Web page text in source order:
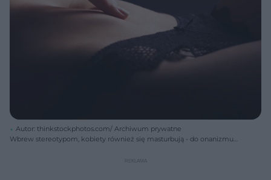
Autor: thinkstockphotos.com/ Archiwum prywatne
Wbrew stereotypom, kobiety również się masturbują - do onanizmu